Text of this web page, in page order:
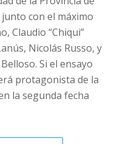
con el máximo
Claudio “Chiqui”
Nicolás Russo, y
Si el ensayo
protagonista de la
la segunda fecha